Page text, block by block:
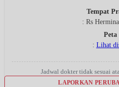
Tempat
: Rs
Peta
: Lihat
Jadwal dokter tidak sesuai
LAPORKAN